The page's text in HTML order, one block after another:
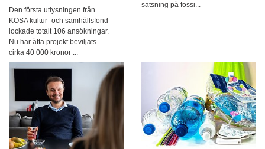
Den första utlysningen från
KOSA kultur- och samhällsfond
lockade totalt 106 ansökningar.
Nu har åtta projekt beviljats
cirka 40 000 kronor ...
satsning på fossi...